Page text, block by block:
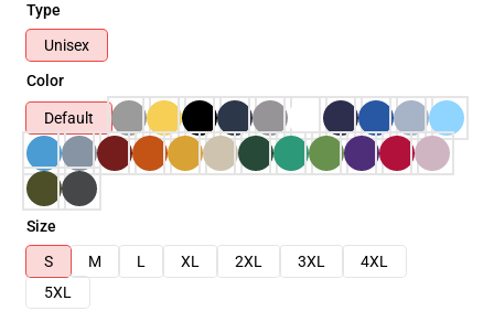
Type
Unisex
Color
Default
Size
S
M L XL 2XL 3XL
4XL
5XL